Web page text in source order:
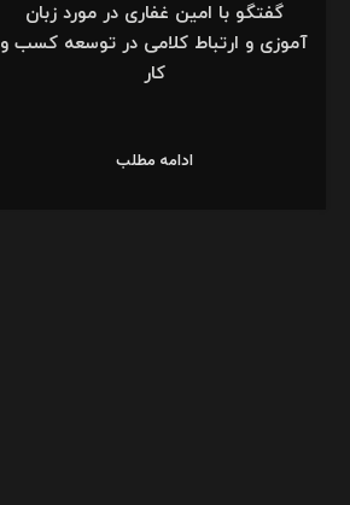
گفتگو با امین غفاری در مورد زبان
آموزی و ارتباط کلامی در توسعه کسب و
کار
ادامه مطلب